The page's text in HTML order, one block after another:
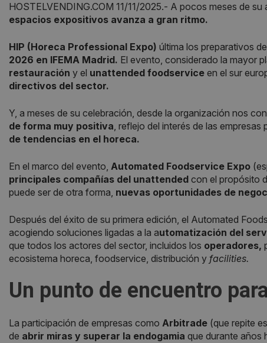
HOSTELVENDING.COM 11/11/2025.- A pocos meses de
espacios expositivos avanza a gran ritmo.
HIP (Horeca Professional Expo) última los preparativos
2026 en IFEMA Madrid. El evento, considerado la mayor
restauración y el unattended foodservice en el sur
directivos del sector.
Y, a meses de su celebración, desde la organización nos
de forma muy positiva, reflejo del interés de las
de tendencias en el horeca.
En el marco del evento, Automated Foodservice Expo
principales compañías del unattended con el propósito
puede ser de otra forma, nuevas oportunidades de
Después del éxito de su primera edición, el Automated
acogiendo soluciones ligadas a la automatización del
que todos los actores del sector, incluidos los operadores,
ecosistema horeca, foodservice, distribución y facilities.
Un punto de encuentro
La participación de empresas como Arbitrade (que repite
de abrir miras y superar la endogamia que durante años